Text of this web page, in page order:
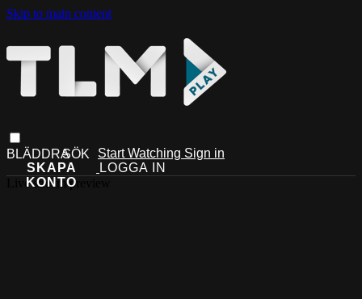
Skip to main content
Start Watching Sign in
Live stream preview